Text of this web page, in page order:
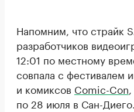
Напомним, что страйк
разработчиков
12:01 по местному
совпала с фестивалем
и комиксов Comic-Con
по 28 июля в Сан-